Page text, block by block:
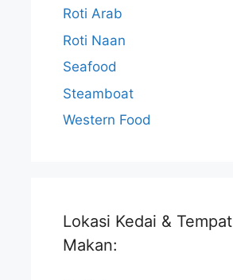
Roti Arab
Roti Naan
Seafood
Steamboat
Western Food
Lokasi Kedai & Tempat
Makan: